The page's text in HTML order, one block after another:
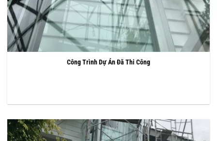
Công Trình Dự Án Đã Thi Công